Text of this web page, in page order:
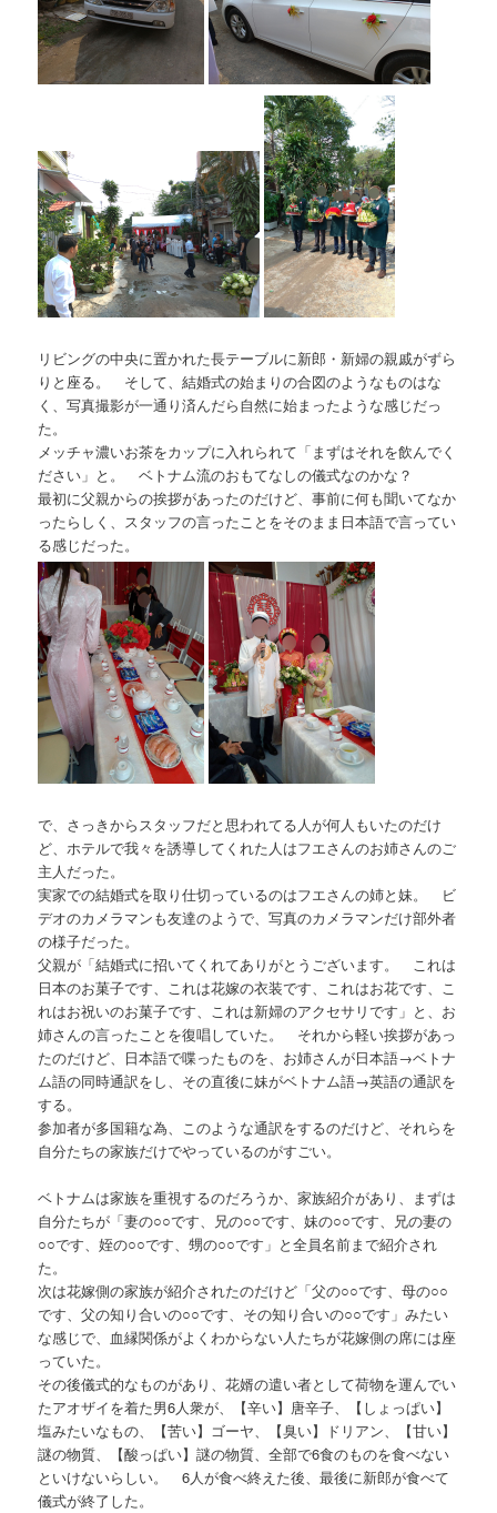
リビングの中央に置かれた長テーブルに新郎・新婦の親戚がずら
りと座る。 そして、結婚式の始まりの合図のようなものはな
く、写真撮影が一通り済んだら自然に始まったような感じだっ
た。
メッチャ濃いお茶をカップに入れられて「まずはそれを飲んでく
ださい」と。 ベトナム流のおもてなしの儀式なのかな？
最初に父親からの挨拶があったのだけど、事前に何も聞いてなか
ったらしく、スタッフの言ったことをそのまま日本語で言ってい
る感じだった。
で、さっきからスタッフだと思われてる人が何人もいたのだけ
ど、ホテルで我々を誘導してくれた人はフエさんのお姉さんのご
主人だった。
実家での結婚式を取り仕切っているのはフエさんの姉と妹。 ビ
デオのカメラマンも友達のようで、写真のカメラマンだけ部外者
の様子だった。
父親が「結婚式に招いてくれてありがとうございます。 これは
日本のお菓子です、これは花嫁の衣装です、これはお花です、こ
れはお祝いのお菓子です、これは新婦のアクセサリです」と、お
姉さんの言ったことを復唱していた。 それから軽い挨拶があっ
たのだけど、日本語で喋ったものを、お姉さんが日本語→ベトナ
ム語の同時通訳をし、その直後に妹がベトナム語→英語の通訳を
する。
参加者が多国籍な為、このような通訳をするのだけど、それらを
自分たちの家族だけでやっているのがすごい。
ベトナムは家族を重視するのだろうか、家族紹介があり、まずは
自分たちが「妻の○○です、兄の○○です、妹の○○です、兄の妻の
○○です、姪の○○です、甥の○○です」と全員名前まで紹介され
た。
次は花嫁側の家族が紹介されたのだけど「父の○○です、母の○○
です、父の知り合いの○○です、その知り合いの○○です」みたい
な感じで、血縁関係がよくわからない人たちが花嫁側の席には座
っていた。
その後儀式的なものがあり、花婿の遣い者として荷物を運んでい
たアオザイを着た男6人衆が、【辛い】唐辛子、【しょっぱい】
塩みたいなもの、【苦い】ゴーヤ、【臭い】ドリアン、【甘い】
謎の物質、【酸っぱい】謎の物質、全部で6食のものを食べない
といけないらしい。 6人が食べ終えた後、最後に新郎が食べて
儀式が終了した。